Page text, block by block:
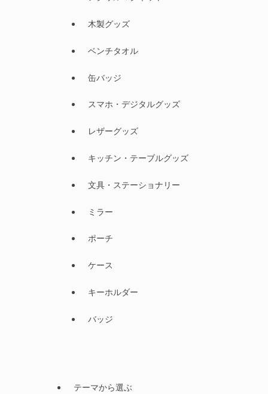
木製グッズ
ベンチタオル
缶バッジ
スマホ・デジタルグッズ
レザーグッズ
キッチン・テーブルグッズ
文具・ステーショナリー
ミラー
ポーチ
ケース
キーホルダー
バッジ
テーマから選ぶ